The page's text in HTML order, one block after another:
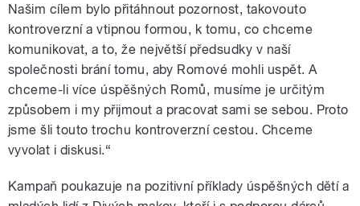
Našim cílem bylo přitáhnout pozornost, takovouto
kontroverzní a vtipnou formou, k tomu, co chceme
komunikovat, a to, že největší předsudky v naší
společnosti brání tomu, aby Romové mohli uspět. A
chceme-li více úspěšných Romů, musíme je určitým
způsobem i my přijmout a pracovat sami se sebou. Proto
jsme šli touto trochu kontroverzní cestou. Chceme
vyvolat i diskusi.“
Kampaň poukazuje na pozitivní příklady úspěšných dětí a